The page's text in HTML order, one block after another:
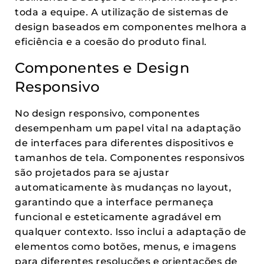
toda a equipe. A utilização de sistemas de
design baseados em componentes melhora a
eficiência e a coesão do produto final.
Componentes e Design
Responsivo
No design responsivo, componentes
desempenham um papel vital na adaptação
de interfaces para diferentes dispositivos e
tamanhos de tela. Componentes responsivos
são projetados para se ajustar
automaticamente às mudanças no layout,
garantindo que a interface permaneça
funcional e esteticamente agradável em
qualquer contexto. Isso inclui a adaptação de
elementos como botões, menus, e imagens
para diferentes resoluções e orientações de